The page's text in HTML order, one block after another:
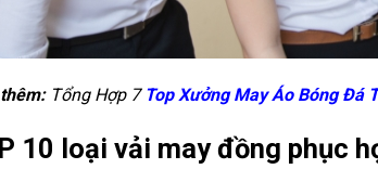
Tổng Hợp 7 Top Xưởng May Áo Bóng Đá
10 loại vải may đồng phục